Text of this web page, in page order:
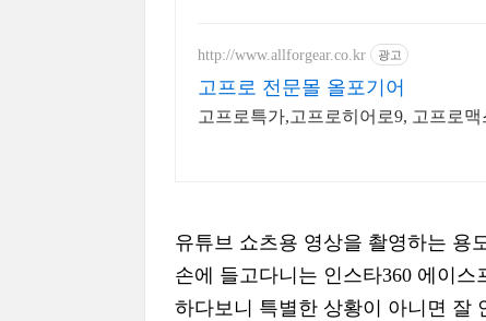
http://www.allforgear.co.kr 광고
고프로 전문몰 올포기어
고프로특가,고프로히어로9, 고프로
유튜브 쇼츠용 영상을 촬영하는 용
손에 들고다니는 인스타360 에이
하다보니 특별한 상황이 아니면 잘